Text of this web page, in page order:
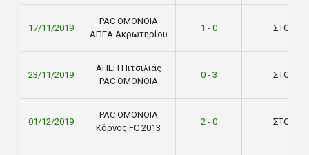
17/11/2019
PAC ΟΜΟΝΟΙΑ
ΑΠΕΑ Ακρωτηρίου
1 - 0 ΣΤΟΚ
23/11/2019
ΑΠΕΠ Πιτσιλιάς
PAC ΟΜΟΝΟΙΑ
0 - 3 ΣΤΟΚ
01/12/2019
PAC ΟΜΟΝΟΙΑ
Κόρνος FC 2013
2 - 0 ΣΤΟΚ